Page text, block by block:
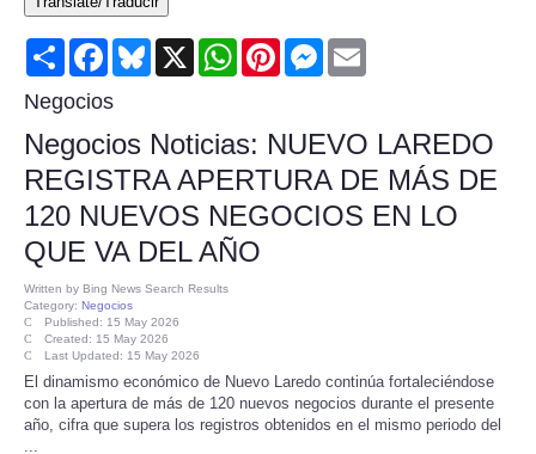
Consumer
Consumer Affairs Recalls
Food & Drug Recalls
Product Safety News
Health
Pets
Share FacebookBluesky
X WhatsAppPinterestMessenger
Negocios
Negocios Noticias: NUEVO LAREDO
REGISTRA APERTURA DE MÁS DE
120 NUEVOS NEGOCIOS EN LO
QUE VA DEL AÑO
Written by Bing News Search Results
Category: Negocios
Published: 15 May 2026
Created: 15 May 2026
Last Updated: 15 May 2026
El dinamismo económico de Nuevo Laredo continúa fortaleciéndose
con la apertura de más de 120 nuevos negocios durante el presente
año, cifra que supera los registros obtenidos en el mismo periodo del